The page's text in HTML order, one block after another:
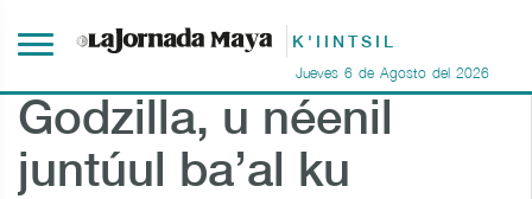
K'IINTSIL
Jueves 6 de Agosto del 2026
Godzilla, u néenil
juntúul ba’al ku